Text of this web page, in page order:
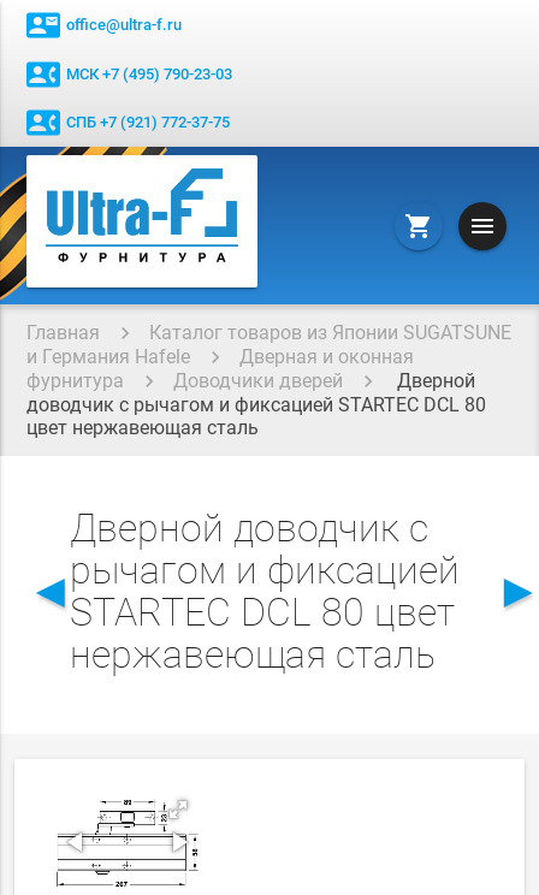
contact_mail office@ultra-f.ru
contact_phone МСК +7 (495) 790-23-03
contact_phone СПБ +7 (921) 772-37-75
shopping_cart menu
Главная
Каталог товаров из Японии SUGATSUNE
и Германия Hafele
Дверная и оконная
фурнитура
Доводчики дверей
Дверной
доводчик с рычагом и фиксацией STARTEC DCL 80
цвет нержавеющая сталь
◄
Дверной доводчик с
рычагом и фиксацией
STARTEC DCL 80 цвет
нержавеющая сталь